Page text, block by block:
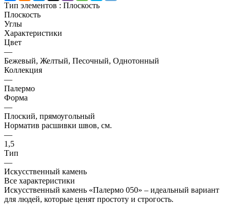
Тип элементов : Плоскость
Плоскость
Углы
Характеристики
Цвет
—
Бежевый, Желтый, Песочный, Однотонный
Коллекция
—
Палермо
Форма
—
Плоский, прямоугольный
Норматив расшивки швов, см.
—
1,5
Тип
—
Искусственный камень
Все характеристики
Искусственный камень «Палермо 050» – идеальный вариант
для людей, которые ценят простоту и строгость.